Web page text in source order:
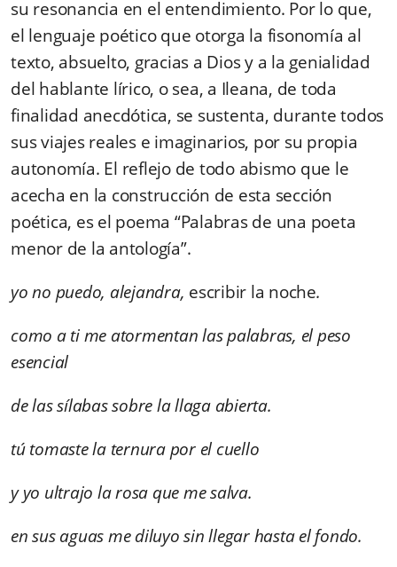
su resonancia en el entendimiento. Por lo que,
el lenguaje poético que otorga la fisonomía al
texto, absuelto, gracias a Dios y a la genialidad
del hablante lírico, o sea, a Ileana, de toda
finalidad anecdótica, se sustenta, durante todos
sus viajes reales e imaginarios, por su propia
autonomía. El reflejo de todo abismo que le
acecha en la construcción de esta sección
poética, es el poema “Palabras de una poeta
menor de la antología”.
yo no puedo, alejandra, escribir la noche.
como a ti me atormentan las palabras, el peso
esencial
de las sílabas sobre la llaga abierta.
tú tomaste la ternura por el cuello
y yo ultrajo la rosa que me salva.
en sus aguas me diluyo sin llegar hasta el fondo.